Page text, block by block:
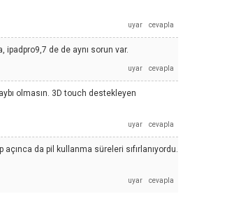
de de aynı sorun var.
olmasın. 3D touch destekleyen
açınca da pil kullanma süreleri sıfırlanıyordu.